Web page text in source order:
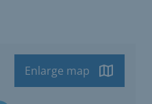
Enlarge map